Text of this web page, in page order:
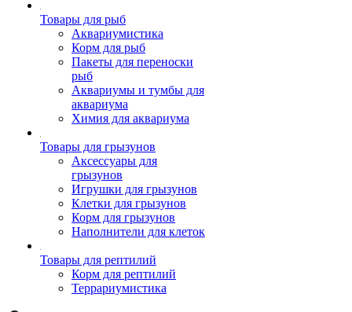
Товары для рыб
Аквариумистика
Корм для рыб
Пакеты для переноски
рыб
Аквариумы и тумбы для
аквариума
Химия для аквариума
Товары для грызунов
Аксессуары для
грызунов
Игрушки для грызунов
Клетки для грызунов
Корм для грызунов
Наполнители для клеток
Товары для рептилий
Корм для рептилий
Террариумистика